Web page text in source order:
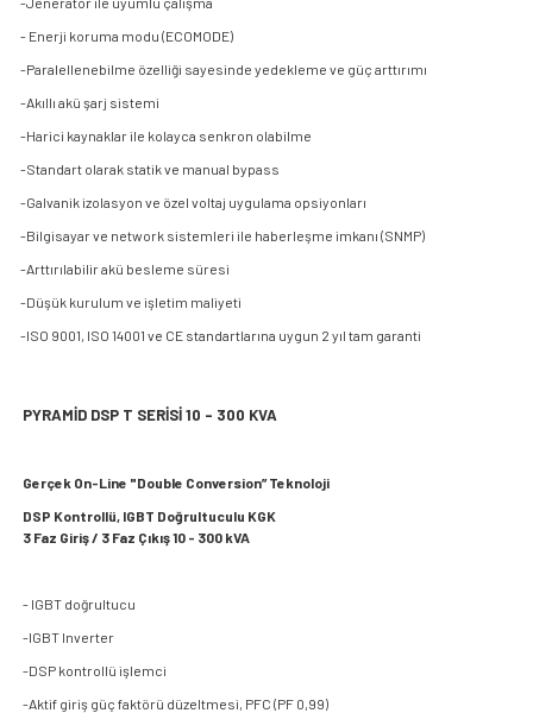
- Enerji koruma modu (ECOMODE)
-Paralellenebilme özelliği sayesinde yedekleme ve güç arttırımı
-Akıllı akü şarj sistemi
-Harici kaynaklar ile kolayca senkron olabilme
-Standart olarak statik ve manual bypass
-Galvanik izolasyon ve özel voltaj uygulama opsiyonları
-Bilgisayar ve network sistemleri ile haberleşme imkanı (SNMP)
-Arttırılabilir akü besleme süresi
-Düşük kurulum ve işletim maliyeti
-ISO 9001, ISO 14001 ve CE standartlarına uygun 2 yıl tam garanti
PYRAMİD DSP T SERİSİ 10 - 300 KVA
Gerçek On-Line "Double Conversion” Teknoloji
DSP Kontrollü, IGBT Doğrultuculu KGK
3 Faz Giriş / 3 Faz Çıkış 10 - 300 kVA
- IGBT doğrultucu
-IGBT Inverter
-DSP kontrollü işlemci
-Aktif giriş güç faktörü düzeltmesi, PFC (PF 0,99)